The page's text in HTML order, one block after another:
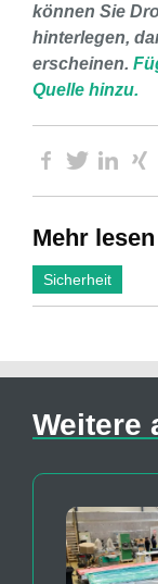
können Sie
hinterlegen,
erscheinen.
Quelle hinzu.
Mehr
Sicherheit
Weitere